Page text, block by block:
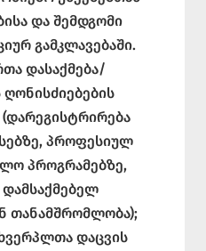
და შემდგომი
გამკლავებაში.
დასაქმება/
პროფესიულ
პროგრამებზე,
თანამშრომლობა);
დაცვის